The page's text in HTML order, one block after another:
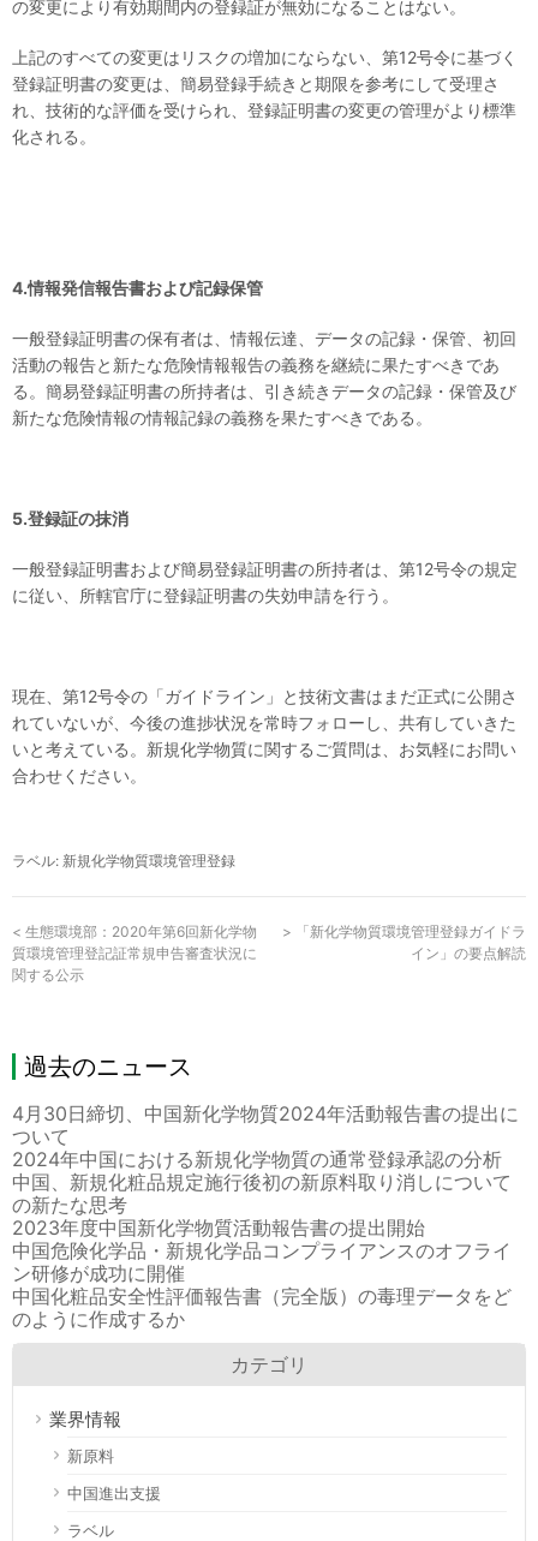
の変更により有効期間内の登録証が無効になることはない。
上記のすべての変更はリスクの増加にならない、第12号令に基づく
登録証明書の変更は、簡易登録手続きと期限を参考にして受理さ
れ、技術的な評価を受けられ、登録証明書の変更の管理がより標準
化される。
4.情報発信報告書および記録保管
一般登録証明書の保有者は、情報伝達、データの記録・保管、初回
活動の報告と新たな危険情報報告の義務を継続に果たすべきであ
る。簡易登録証明書の所持者は、引き続きデータの記録・保管及び
新たな危険情報の情報記録の義務を果たすべきである。
5.登録証の抹消
一般登録証明書および簡易登録証明書の所持者は、第12号令の規定
に従い、所轄官庁に登録証明書の失効申請を行う。
現在、第12号令の「ガイドライン」と技術文書はまだ正式に公開さ
れていないが、今後の進捗状況を常時フォローし、共有していきた
いと考えている。新規化学物質に関するご質問は、お気軽にお問い
合わせください。
ラベル: 新規化学物質環境管理登録
< 生態環境部：2020年第6回新化学物
質環境管理登記証常規申告審査状況に
関する公示
>
「新化学物質環境管理登録ガイドラ
イン」の要点解読
過去のニュース
4月30日締切、中国新化学物質2024年活動報告書の提出に
ついて
2024年中国における新規化学物質の通常登録承認の分析
中国、新規化粧品規定施行後初の新原料取り消しについて
の新たな思考
2023年度中国新化学物質活動報告書の提出開始
中国危険化学品・新規化学品コンプライアンスのオフライ
ン研修が成功に開催
中国化粧品安全性評価報告書（完全版）の毒理データをど
のように作成するか
カテゴリ
業界情報
新原料
中国進出支援
ラベル